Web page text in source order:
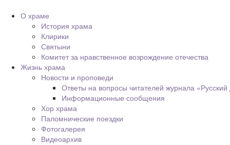
О храме
История храма
Клирики
Святыни
Комитет за нравственное возрождение отечества
Жизнь храма
Новости и проповеди
Ответы на вопросы читателей журнала
Информационные сообщения
Хор храма
Паломнические поездки
Фотогалерея
Видеоархив